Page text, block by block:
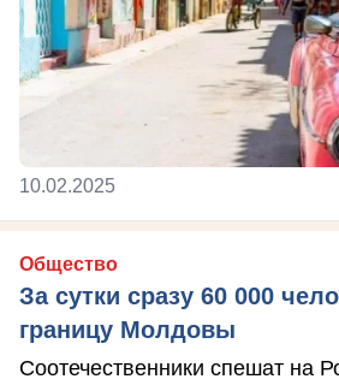
10.02.2025
Общество
За сутки сразу 60 000
границу Молдовы
Соотечественники спешат на